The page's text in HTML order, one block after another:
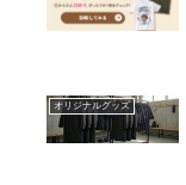
オリジナルグッズ